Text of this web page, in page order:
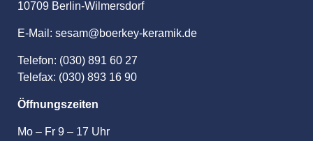
10709 Berlin-Wilmersdorf
E-Mail: sesam@boerkey-keramik.de
Telefon: (030) 891 60 27
Telefax: (030) 893 16 90
Öffnungszeiten
Mo – Fr 9 – 17 Uhr